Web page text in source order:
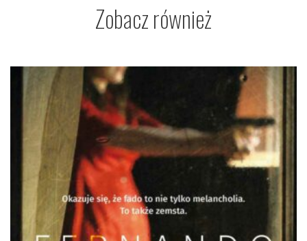
Zobacz również